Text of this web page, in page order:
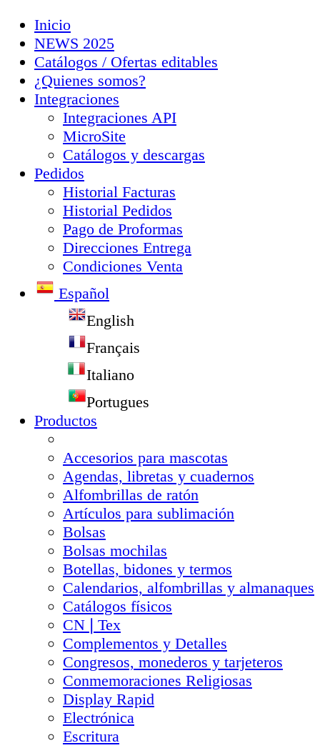
Inicio
NEWS 2025
Catálogos / Ofertas editables
¿Quienes somos?
Integraciones
Integraciones API
MicroSite
Catálogos y descargas
Pedidos
Historial Facturas
Historial Pedidos
Pago de Proformas
Direcciones Entrega
Condiciones Venta
Español
English
Français
Italiano
Portugues
Productos
Accesorios para mascotas
Agendas, libretas y cuadernos
Alfombrillas de ratón
Artículos para sublimación
Bolsas
Bolsas mochilas
Botellas, bidones y termos
Calendarios, alfombrillas y almanaques
Catálogos físicos
CN❘Tex
Complementos y Detalles
Congresos, monederos y tarjeteros
Conmemoraciones Religiosas
Display Rapid
Electrónica
Escritura